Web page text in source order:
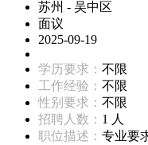
苏州 - 吴中区
面议
2025-09-19
学历要求： 不限
工作经验： 不限
性别要求： 不限
招聘人数： 1 人
职位描述： 专业要